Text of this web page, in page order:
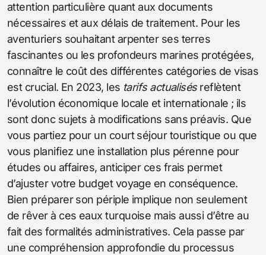
attention particulière quant aux documents
nécessaires et aux délais de traitement. Pour les
aventuriers souhaitant arpenter ses terres
fascinantes ou les profondeurs marines protégées,
connaître le coût des différentes catégories de visas
est crucial. En 2023, les tarifs actualisésreflètent
l’évolution économique locale et internationale ; ils
sont donc sujets à modifications sans préavis. Que
vous partiez pour un court séjour touristique ou que
vous planifiez une installation plus pérenne pour
études ou affaires, anticiper ces frais permet
d’ajuster votre budget voyage en conséquence.
Bien préparer son périple implique non seulement
de rêver à ces eaux turquoise mais aussi d’être au
fait des formalités administratives. Cela passe par
une compréhension approfondie du processus